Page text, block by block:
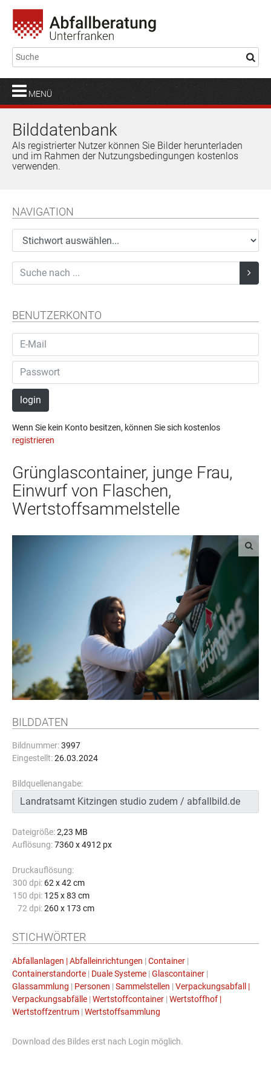
MENÜ
Bilddatenbank
Als registrierter Nutzer können Sie Bilder herunterladen
und im Rahmen der Nutzungsbedingungen kostenlos
verwenden.
NAVIGATION
BENUTZERKONTO
login
Wenn Sie kein Konto besitzen, können Sie sich kostenlos
registrieren
Grünglascontainer, junge Frau,
Einwurf von Flaschen,
Wertstoffsammelstelle
BILDDATEN
Bildnummer:3997
Eingestellt:26.03.2024
Bildquellenangabe:
Dateigröße:2,23 MB
Auflösung:7360 x 4912 px
Druckauflösung:
300 dpi: 62 x 42 cm
150 dpi: 125 x 83 cm
72 dpi: 260 x 173 cm
STICHWÖRTER
Abfallanlagen | Abfalleinrichtungen | Container |
Containerstandorte | Duale Systeme | Glascontainer |
Glassammlung | Personen | Sammelstellen | Verpackungsabfall |
Verpackungsabfälle | Wertstoffcontainer | Wertstoffhof |
Wertstoffzentrum | Wertstoffsammlung
Download des Bildes erst nach Login möglich.